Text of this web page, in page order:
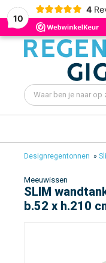
10
4
Designregentonnen »
Meeuwissen
SLIM
b.52 x h.210